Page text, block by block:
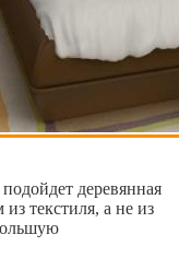
деревянная
текстиля, а не из